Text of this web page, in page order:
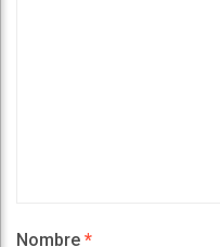
Nombre *